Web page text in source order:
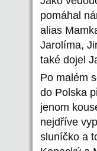
pomáhal
alias
Jarolíma,
také dojel
Po malém
do Polska
jenom
nejdříve
sluníčko a